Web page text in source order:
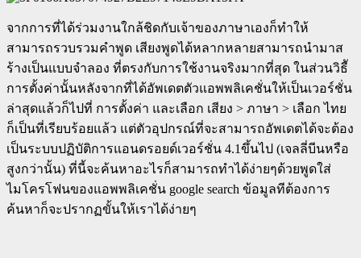
จากการที่ได้ร่วมงานใกล้ชิดกับเจ้าของภาษาเองก็ทำให้
สามารถรวบรวมคำพูด เสียงพูดได้หลากหลายสามารถนำมาส
ร้างเป็นแบบจำลอง ที่ตรงกับการใช้งานจริงมากที่สุด ในส่วนวิธีั
การตั้งค่านั้นหลังจากที่ได้อัพเดตตัวแอพพลิเคชั่นให้เป็นเวอร์ชั่น
ล่าสุดแล้วก็ไปที่ การตั้งค่า และเลือก เสียง > ภาษา > เลือก ไทย
ก็เป็นที่เรียบร้อยแล้ว แต่ตัวอุปกรณ์ที่จะสามารถอัพเดตได้จะต้อง
เป็นระบบปฏิบัติการแอนดรอยด์เวอร์ชั่น 4.1ขึ้นไป (เจลลี่บีนหรือ
สูงกว่านั้น) ที่นี้จะค้นหาอะไรก็สามารถทำได้ง่ายๆด้วยพูดใส่
ไมโครโฟนของแอพพลิเคชั่น google search ข้อมูลทีต้องการ
ค้นหาก็จะปรากฏขั้นให้เราได้ง่ายๆ